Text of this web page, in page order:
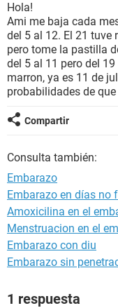
BIENESTAR
SEXUALIDAD
GLOSARIO
Hola!
Ami me baja cada
del 5 al 12. El 21 tuve
pero tome la pastilla
del 5 al 11 pero del
marron, ya es 11 de
probabilidades de
Compartir
Consulta también:
Embarazo
Embarazo en días no
Amoxicilina en el
Menstruacion en el
Embarazo con diu
Embarazo sin
1 respuesta